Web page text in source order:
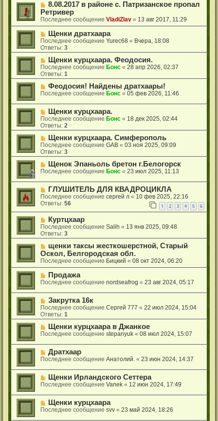
8.08.2017 в районе с. Патризанское пропал
Ретривер
Последнее сообщениеVladiZlav « 13 авг 2017, 11:29
Щенки дратхаара
Последнее сообщениеYurec68 « Вчера, 18:08
Ответы:3
Щенки курцхаара. Феодосия.
Последнее сообщение Бонс «28 апр 2026, 02:37
Ответы:1
Феодосия! Найдены дратхаары!
Последнее сообщение Бонс «05 фев 2026, 11:46
Щенки курцхаара.
Последнее сообщение Бонс « 18 дек 2025, 02:44
Ответы:2
Щенки курцхаара. Симферополь
Последнее сообщениеGAB «03 ноя 2025, 09:09
Ответы:3
Щенок Эпаньоль бретон г.Белогорск
Последнее сообщение Бонс «23 июл 2025, 11:13
ГЛУШИТЕЛЬ ДЛЯ КВАДРОЦИКЛА
Последнее сообщениесергей л « 10 фев 2025, 22:16
Ответы:56 1 2 3 4 5 6
Куртцхаар
Последнее сообщениеSalih « 13 янв 2025, 09:48
Ответы:3
щенки таксы жесткошерстной, Старый
Оскол, Белгородская обл.
Последнее сообщение Бицкий «08 окт 2024, 06:20
Продажа
Последнее сообщениеnordseafrog «23 авг 2024, 05:17
Закрутка 16к
Последнее сообщениеСергей 777 «22 июл 2024, 15:04
Ответы:1
Щенки курцхаара в Джанкое
Последнее сообщениеstepanyuk «08 июл 2024, 15:07
Дратхаар
Последнее сообщениеАнатолий. «23 июн 2024, 14:37
Щенки Ирландского Сеттера
Последнее сообщениеVanek « 12 июн 2024, 17:49
Щенки курцхаара
Последнее сообщениеsvv «23 май 2024, 18:26